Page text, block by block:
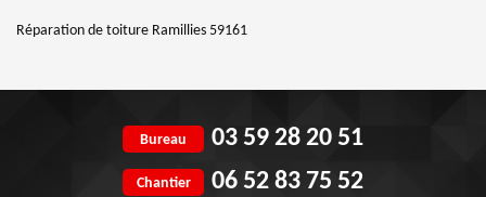
Réparation de toiture Ramillies 59161
Bureau 03 59 28 20 51
Chantier 06 52 83 75 52